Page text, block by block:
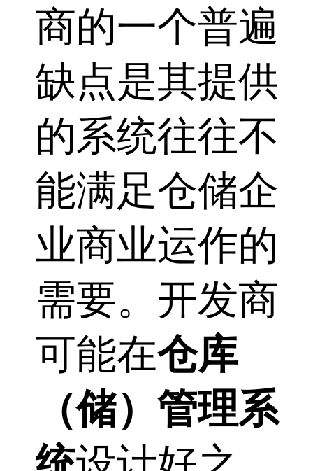
商的一个普遍
缺点是其提供
的系统往往不
能满足仓储企
业商业运作的
需要。开发商
可能在仓库
（储）管理系